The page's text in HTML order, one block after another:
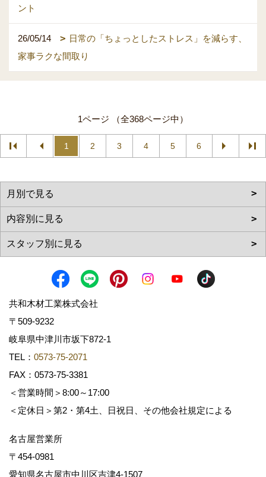
ント
26/05/14
日常の「ちょっとしたストレス」を減らす、
家事ラクな間取り
1ページ （全368ページ中）
1 2 3 4 5 6
共和木材工業株式会社
〒509-9232
岐阜県中津川市坂下872‐1
TEL： 0573-75-2071
FAX：0573-75-3381
＜営業時間＞8:00～17:00
＜定休日＞第2・第4土、日祝日、その他会社規定による
名古屋営業所
〒454-0981
愛知県名古屋市中川区吉津4-1507